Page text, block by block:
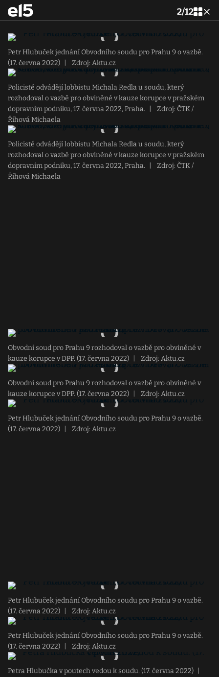
2/12
Petr Hlubuček jednání Obvodního soudu pro Prahu 9 o vazbě.
(17. června 2022)
Zdroj: Aktu.cz
Policisté odvádějí lobbistu Michala Redla u soudu, který
rozhodoval o vazbě pro obviněné v kauze korupce v pražském
dopravním podniku, 17. června 2022, Praha.
Zdroj: ČTK /
Říhová Michaela
Policisté odvádějí lobbistu Michala Redla u soudu, který
rozhodoval o vazbě pro obviněné v kauze korupce v pražském
dopravním podniku, 17. června 2022, Praha.
Zdroj: ČTK /
Říhová Michaela
Obvodní soud pro Prahu 9 rozhodoval o vazbě pro obviněné v
kauze korupce v DPP. (17. června 2022)
Zdroj: Aktu.cz
Obvodní soud pro Prahu 9 rozhodoval o vazbě pro obviněné v
kauze korupce v DPP. (17. června 2022)
Zdroj: Aktu.cz
Petr Hlubuček jednání Obvodního soudu pro Prahu 9 o vazbě.
(17. června 2022)
Zdroj: Aktu.cz
Petr Hlubuček jednání Obvodního soudu pro Prahu 9 o vazbě.
(17. června 2022)
Zdroj: Aktu.cz
Petr Hlubuček jednání Obvodního soudu pro Prahu 9 o vazbě.
(17. června 2022)
Zdroj: Aktu.cz
Petra Hlubučka v poutech vedou k soudu. (17. června 2022)